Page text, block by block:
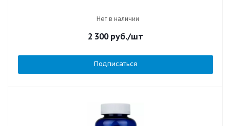
Нет в наличии
2 300руб./шт
Подписаться